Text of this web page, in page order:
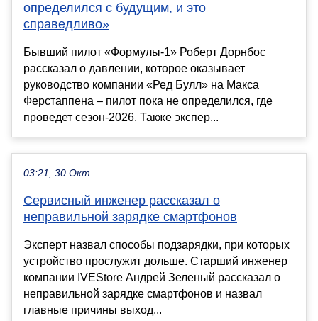
определился с будущим, и это
справедливо»
Бывший пилот «Формулы-1» Роберт Дорнбос
рассказал о давлении, которое оказывает
руководство компании «Ред Булл» на Макса
Ферстаппена – пилот пока не определился, где
проведет сезон-2026. Также экспер...
03:21, 30 Окт
Сервисный инженер рассказал о
неправильной зарядке смартфонов
Эксперт назвал способы подзарядки, при которых
устройство прослужит дольше. Старший инженер
компании IVEStore Андрей Зеленый рассказал о
неправильной зарядке смартфонов и назвал
главные причины выход...